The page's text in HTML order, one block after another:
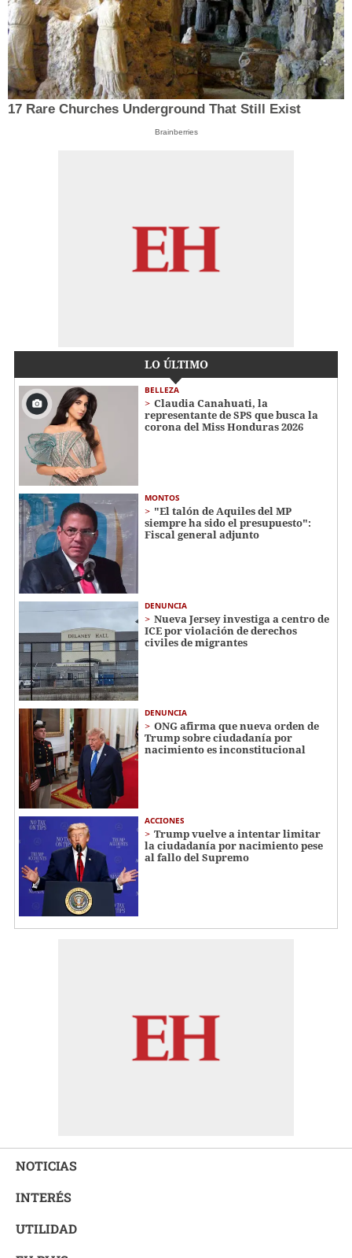
17 Rare Churches Underground That Still Exist
Brainberries
LO ÚLTIMO
BELLEZA
Claudia Canahuati, la
representante de SPS que busca la
corona del Miss Honduras 2026
MONTOS
"El talón de Aquiles del MP
siempre ha sido el presupuesto":
Fiscal general adjunto
DENUNCIA
Nueva Jersey investiga a centro de
ICE por violación de derechos
civiles de migrantes
DENUNCIA
ONG afirma que nueva orden de
Trump sobre ciudadanía por
nacimiento es inconstitucional
ACCIONES
Trump vuelve a intentar limitar
la ciudadanía por nacimiento pese
al fallo del Supremo
NOTICIAS
INTERÉS
UTILIDAD